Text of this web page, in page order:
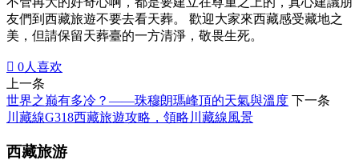
友們到西藏旅遊不要去看天葬。 歡迎大家來西藏感受藏地之
美，但請保留天葬臺的一方清淨，敬畏生死。
 0人喜欢
上一条
世界之巅有多冷？——珠穆朗瑪峰頂的天氣與溫度 下一条
川藏線G318西藏旅遊攻略，領略川藏線風景
西藏旅游